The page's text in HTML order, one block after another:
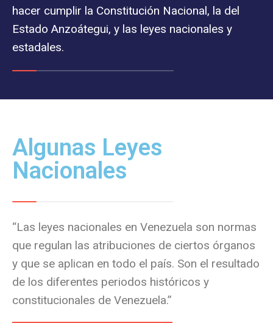
hacer cumplir la Constitución Nacional, la del
Estado Anzoátegui, y las leyes nacionales y
estadales.
Algunas Leyes
Nacionales
“Las leyes nacionales en Venezuela son normas
que regulan las atribuciones de ciertos órganos
y que se aplican en todo el país. Son el resultado
de los diferentes periodos históricos y
constitucionales de Venezuela.”